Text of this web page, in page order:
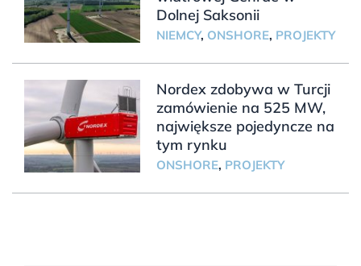
Dolnej Saksonii
NIEMCY, ONSHORE, PROJEKTY
Nordex zdobywa w Turcji
zamówienie na 525 MW,
największe pojedyncze na
tym rynku
ONSHORE, PROJEKTY